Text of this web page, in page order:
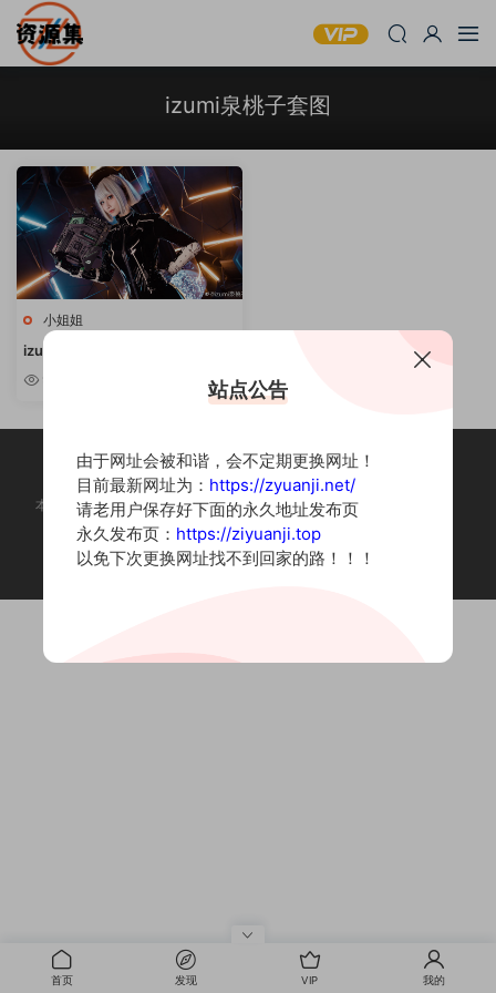
izumi泉桃子套图
小姐姐
izumi泉桃子 – COSPLAY写真合
集 [持续更新]
本站为摄影写真图片网站，内容来自网络收集整理，仅作个人学习使用。
如有违法内容请联系删除
Copyright © 2022 资源集
首页 发现 VIP 我的
站点公告
由于网址会被和谐，会不定期更换网址！
目前最新网址为： https://zyuanji.net/
请老用户保存好下面的永久地址发布页
永久发布页： https://ziyuanji.top
以免下次更换网址找不到回家的路！！！